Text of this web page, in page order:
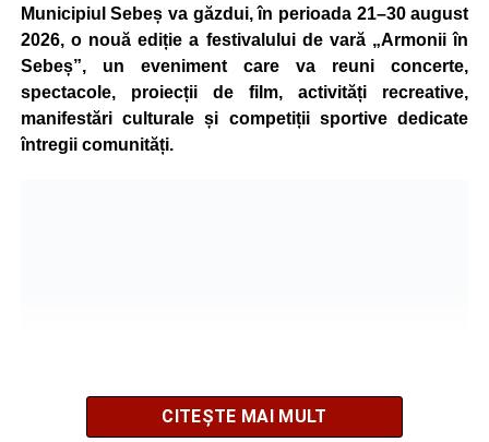
Municipiul Sebeș va găzdui, în perioada 21–30 august
2026, o nouă ediție a festivalului de vară „Armonii în
Sebeș”, un eveniment care va reuni concerte,
spectacole, proiecții de film, activități recreative,
manifestări culturale și competiții sportive dedicate
întregii comunități.
CITEȘTE MAI MULT